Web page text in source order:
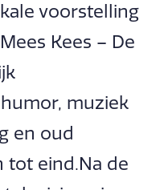
voorstelling
Kees – De
muziek
en oud
tot eind.Na de